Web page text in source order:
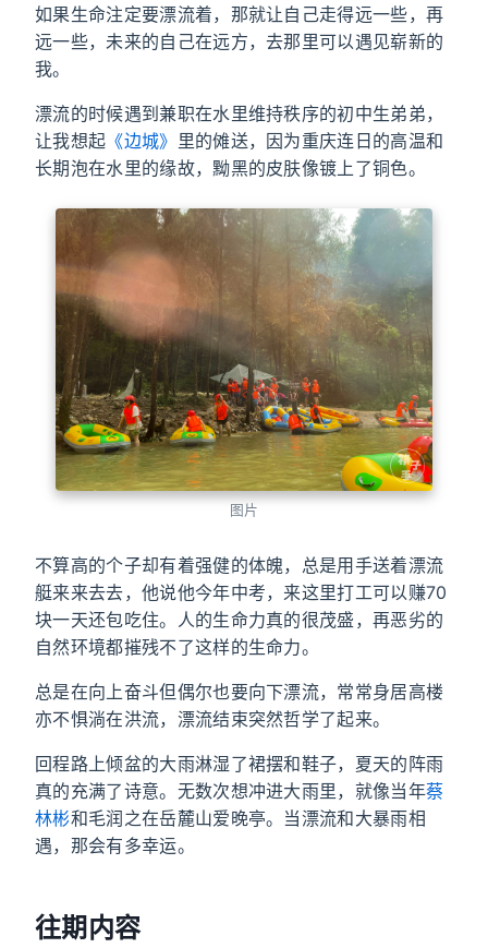
如果生命注定要漂流着，那就让自己走得远一些，再
远一些，未来的自己在远方，去那里可以遇见崭新的
我。
漂流的时候遇到兼职在水里维持秩序的初中生弟弟，
让我想起 《边城》 里的傩送，因为重庆连日的高温和
长期泡在水里的缘故，黝黑的皮肤像镀上了铜色。
图片
不算高的个子却有着强健的体魄，总是用手送着漂流
艇来来去去，他说他今年中考，来这里打工可以赚70
块一天还包吃住。人的生命力真的很茂盛，再恶劣的
自然环境都摧残不了这样的生命力。
总是在向上奋斗但偶尔也要向下漂流，常常身居高楼
亦不惧淌在洪流，漂流结束突然哲学了起来。
回程路上倾盆的大雨淋湿了裙摆和鞋子，夏天的阵雨
真的充满了诗意。无数次想冲进大雨里，就像当年蔡
林彬和毛润之在岳麓山爱晚亭。当漂流和大暴雨相
遇，那会有多幸运。
往期内容